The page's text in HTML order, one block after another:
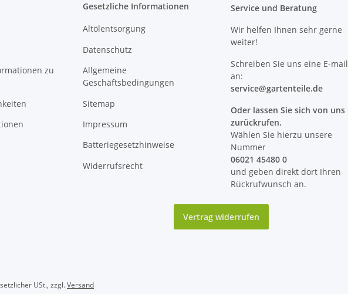
zu
Gesetzliche Informationen
Altölentsorgung
Datenschutz
Allgemeine
Geschäftsbedingungen
Sitemap
Impressum
Batteriegesetzhinweise
Widerrufsrecht
Service und Beratung
Wir helfen Ihnen sehr gerne
weiter!
Schreiben Sie uns eine E-mail
an:
service@gartenteile.de
Oder lassen Sie sich von uns
zurückrufen.
Wählen Sie hierzu unsere
Nummer
06021 45480 0
und geben direkt dort Ihren
Rückrufwunsch an.
Vertrag widerrufen
USt., zzgl.Versand